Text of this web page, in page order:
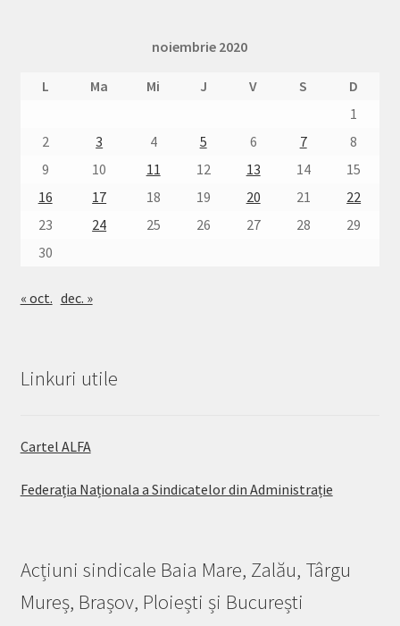
noiembrie 2020
L Ma Mi J V S
D
1
2
3 4 5 6 7
8
9
10 11 12 13 14
15
16
17 18 19 20 21
22
23
24 25 26 27 28
29
30
« oct. dec. »
Linkuri utile
Cartel ALFA
Federația Naționala a Sindicatelor din Administrație
Acțiuni sindicale Baia Mare, Zalău, Târgu
Mureș, Brașov, Ploiești și București